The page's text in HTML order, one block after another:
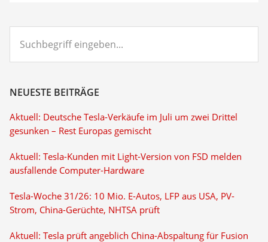
eingeben...
NEUESTE BEITRÄGE
Aktuell: Deutsche Tesla-Verkäufe im Juli um zwei Drittel
gesunken – Rest Europas gemischt
Aktuell: Tesla-Kunden mit Light-Version von FSD melden
ausfallende Computer-Hardware
Tesla-Woche 31/26: 10 Mio. E-Autos, LFP aus USA, PV-
Strom, China-Gerüchte, NHTSA prüft
Aktuell: Tesla prüft angeblich China-Abspaltung für Fusion